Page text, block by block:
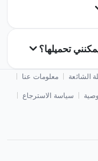
تحميلها؟
الشائعة معلومات عنا
سياسة الاسترجاع